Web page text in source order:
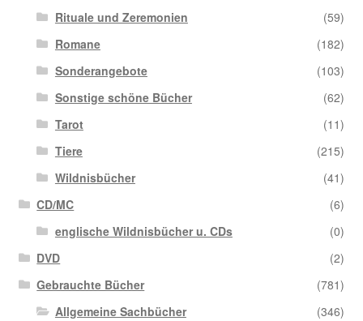
Rituale und Zeremonien
(59)
Romane
(182)
Sonderangebote
(103)
Sonstige schöne Bücher
(62)
Tarot
(11)
Tiere
(215)
Wildnisbücher
(41)
CD/MC
(6)
englische Wildnisbücher u. CDs
(0)
DVD
(2)
Gebrauchte Bücher
(781)
Allgemeine Sachbücher
(346)